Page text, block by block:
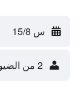
س 15/8
2 من الضيوف، غرفة واحدة